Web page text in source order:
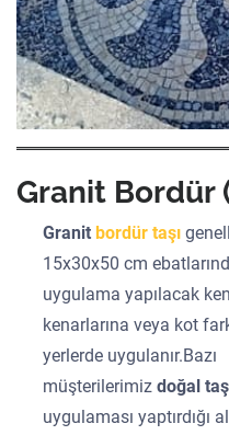
Granit Bordür
Granitbordür taşı
15x30x50 cm
uygulama yapılacak
kenarlarına veya kot
yerlerde uygulanır.Bazı
müşterilerimizdoğal taş
uygulaması yaptırdığı